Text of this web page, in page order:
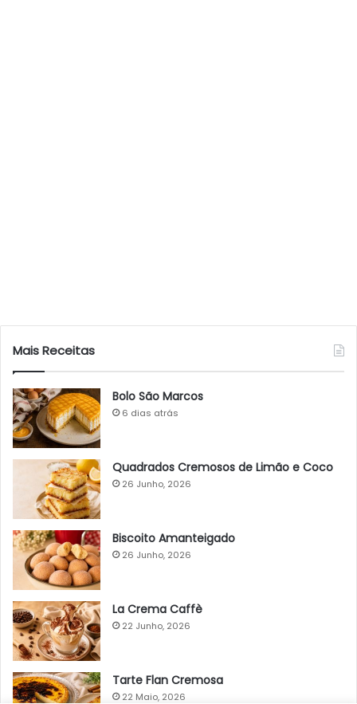
Mais Receitas
Bolo São Marcos
6 dias atrás
Quadrados Cremosos de Limão e Coco
26 Junho, 2026
Biscoito Amanteigado
26 Junho, 2026
La Crema Caffè
22 Junho, 2026
Tarte Flan Cremosa
22 Maio, 2026